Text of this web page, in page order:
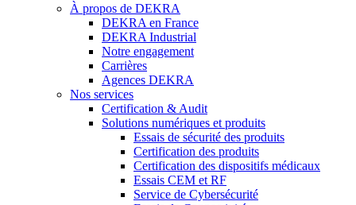
À propos de DEKRA
DEKRA en France
DEKRA Industrial
Notre engagement
Carrières
Agences DEKRA
Nos services
Certification & Audit
Solutions numériques et produits
Essais de sécurité des produits
Certification des produits
Certification des dispositifs médicaux
Essais CEM et RF
Service de Cybersécurité